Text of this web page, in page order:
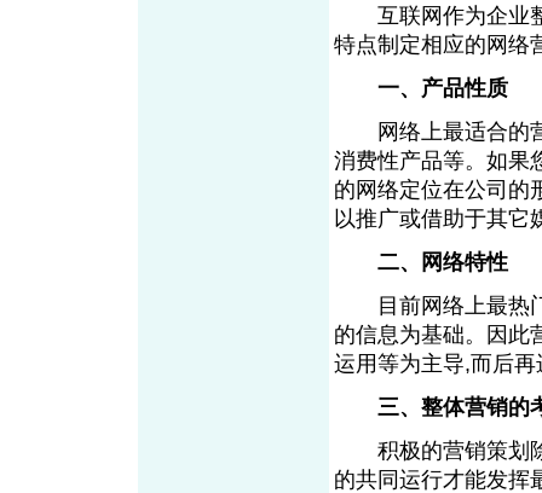
互联网作为企业整
特点制定相应的网络
一、产品性质
网络上最适合的营
消费性产品等。如果
的网络定位在公司的
以推广或借助于其它
二、网络特性
目前网络上最热门
的信息为基础。因此
运用等为主导,而后
三、整体营销的
积极的营销策划除
的共同运行才能发挥